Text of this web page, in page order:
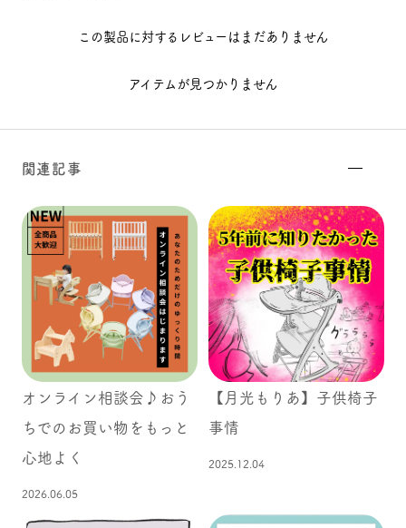
この製品に対するレビューはまだありません
アイテムが見つかりません
関連記事
オンライン相談会♪おう
ちでのお買い物をもっと
心地よく
2026.06.05
【月光もりあ】子供椅子
事情
2025.12.04